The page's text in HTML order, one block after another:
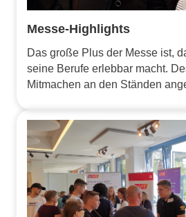
Messe-Highlights
Das große Plus der Messe ist,
seine Berufe erlebbar macht.
Mitmachen an den Ständen